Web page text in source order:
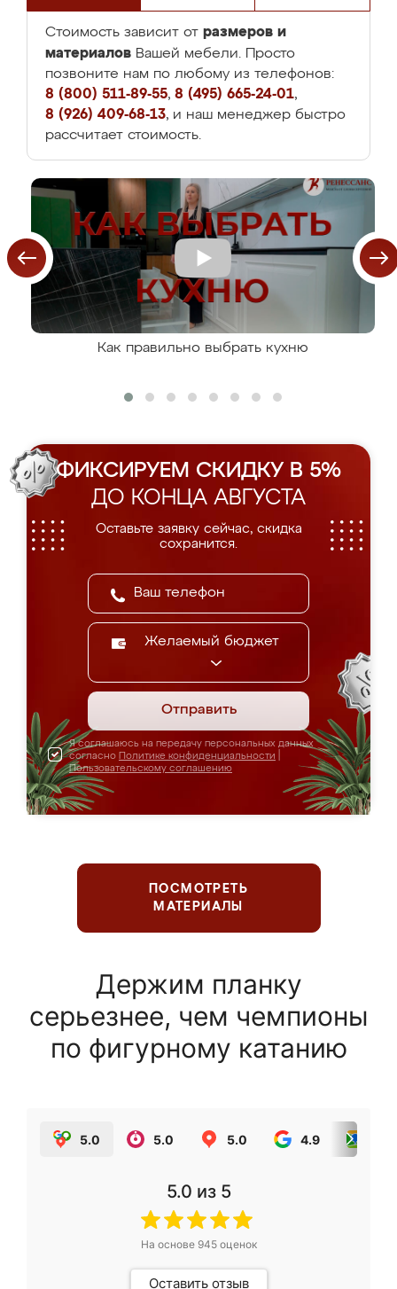
Стоимость зависит от размеров и
материалов Вашей мебели. Просто
позвоните нам по любому из телефонов:
8 (800) 511-89-55, 8 (495) 665-24-01,
8 (926) 409-68-13, и наш менеджер быстро
рассчитает стоимость.
Как правильно выбрать кухню
ФИКСИРУЕМ СКИДКУ В 5%
ДО КОНЦА АВГУСТА
Оставьте заявку сейчас, скидка
сохранится.
Желаемый бюджет
Отправить
Я соглашаюсь на передачу персональных данных
согласно Политике конфиденциальности
Пользовательскому соглашению
ПОСМОТРЕТЬ
МАТЕРИАЛЫ
Держим планку
серьезнее, чем чемпионы
по фигурному катанию
5.0 5.0 5.0 4.9
5.0 из 5
На основе 945оценок
Оставить отзыв